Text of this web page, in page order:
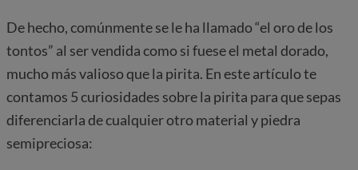
De hecho, comúnmente se le ha llamado “el oro de los
tontos” al ser vendida como si fuese el metal dorado,
mucho más valioso que la pirita. En este artículo te
contamos 5 curiosidades sobre la pirita para que sepas
diferenciarla de cualquier otro material y piedra
semipreciosa: